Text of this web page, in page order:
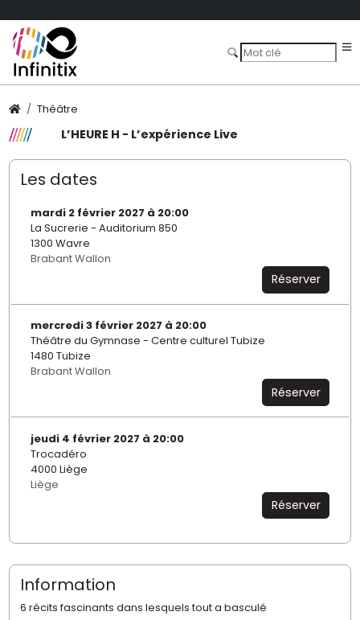
Théâtre
L’HEURE H - L’expérience Live
Les dates
mardi 2 février 2027 à 20:00
La Sucrerie - Auditorium 850
1300 Wavre
Brabant Wallon
Réserver
mercredi 3 février 2027 à 20:00
Théâtre du Gymnase - Centre culturel Tubize
1480 Tubize
Brabant Wallon
Réserver
jeudi 4 février 2027 à 20:00
Trocadéro
4000 Liège
Liège
Réserver
Information
6 récits fascinants dans lesquels tout a basculé